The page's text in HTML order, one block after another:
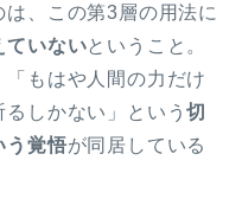
、この第3層の用法に
ていないということ。
もはや人間の力だけ
るしかない」という切
う覚悟が同居している